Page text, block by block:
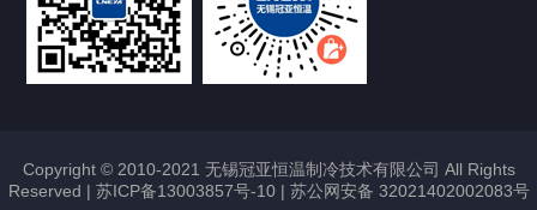
FREEZER低温箱
VOCs冷凝回收装置
Copyright © 2010-2021 无锡冠亚恒温制冷技术有限公司 All Rights
Reserved | 苏ICP备13003857号-10| 苏公网安备 32021402002083号